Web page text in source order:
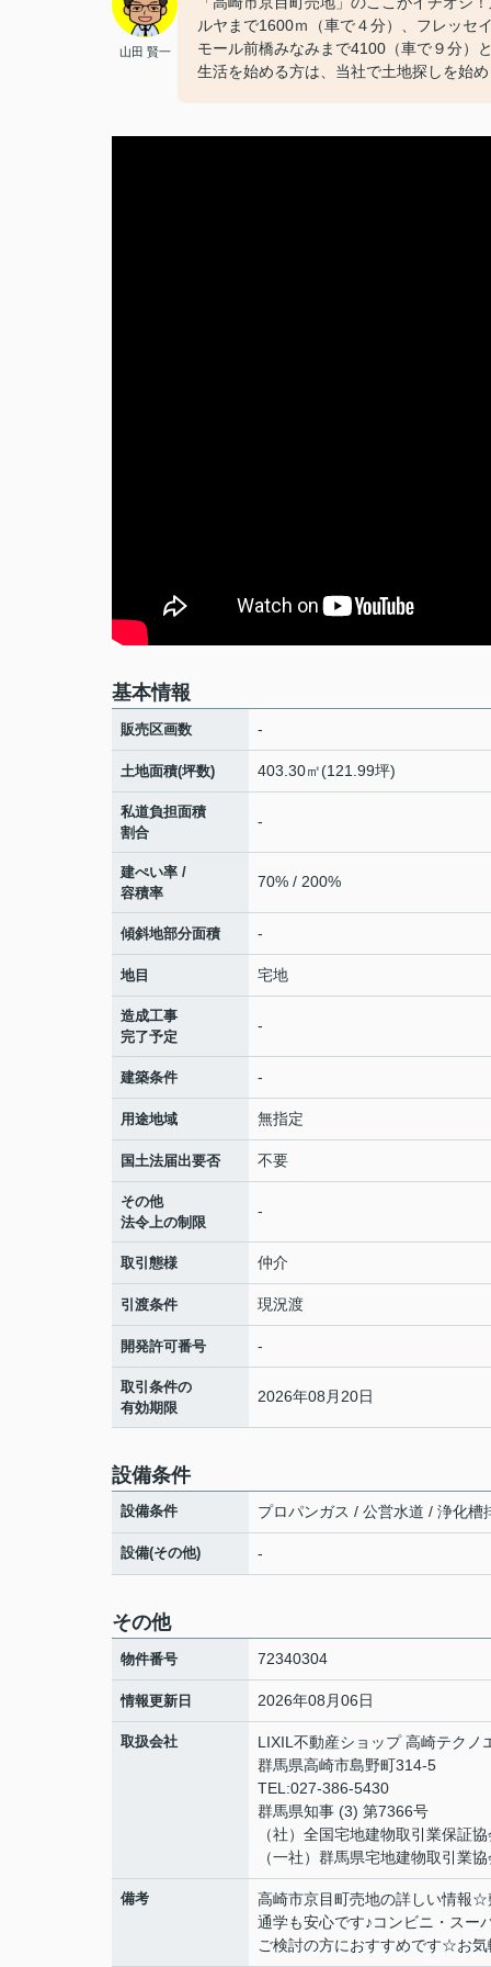
山田 賢一
ルヤまで1600ｍ（車で４分）、フレッセ
モール前橋みなみまで4100（車で９分）
生活を始める方は、当社で土地探しを始
基本情報
販売区画数 -
土地面積(坪数) 403.30㎡(121.99坪)
私道負担面積
割合
-
建ぺい率 /
容積率
70% / 200%
傾斜地部分面積 -
地目 宅地
造成工事
完了予定
-
建築条件 -
用途地域 無指定
国土法届出要否 不要
その他
法令上の制限
-
取引態様 仲介
引渡条件 現況渡
開発許可番号 -
取引条件の
有効期限
2026年08月20日
設備条件
設備条件 プロパンガス / 公営水道 / 浄化槽
設備(その他) -
その他
物件番号 72340304
情報更新日 2026年08月06日
取扱会社
LIXIL不動産ショップ 高崎テクノ
群馬県高崎市島野町314-5
TEL:027-386-5430
群馬県知事 (3) 第7366号
（社）全国宅地建物取引業保証
（一社）群馬県宅地建物取引業
備考
高崎市京目町売地の詳しい情報
通学も安心です♪コンビニ・スー
ご検討の方におすすめです☆お